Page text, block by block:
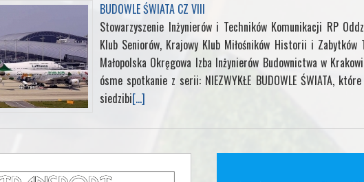
BUDOWLE ŚWIATA CZ VIII
Stowarzyszenie Inżynierów i Techników Komunikacji RP
Klub Seniorów, Krajowy Klub Miłośników Historii i Zabytków
Małopolska Okręgowa Izba Inżynierów Budownictwa w
ósme spotkanie z serii: NIEZWYKŁE BUDOWLE ŚWIATA,
siedzibi[...]